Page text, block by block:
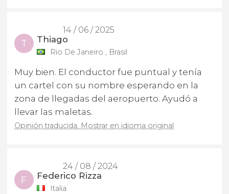
14 / 06 / 2025
T Thiago
Rio De Janeiro , Brasil
Muy bien. El conductor fue puntual y tenía
un cartel con su nombre esperando en la
zona de llegadas del aeropuerto. Ayudó a
llevar las maletas.
Opinión traducida. Mostrar en idioma original
24 / 08 / 2024
F Federico Rizza
Italia